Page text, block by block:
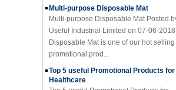
Multi-purpose Disposable Mat Posted by
Useful Industrial Limited on 07-06-2018
Disposable Mat is one of our hot selling
promotional prod...
Top 5 useful Promotional Products for
Healthcare
Top 5 useful Promotional Products for
Healthcare Posted by Useful Industrial